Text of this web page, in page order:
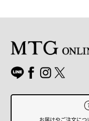
お届けやご注文につ